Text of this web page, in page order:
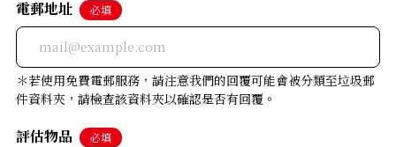
電郵地址 必填
＊若使用免費電郵服務，請注意我們的回覆可能會被分類至垃圾郵
件資料夾，請檢查該資料夾以確認是否有回覆。
評估物品 必填